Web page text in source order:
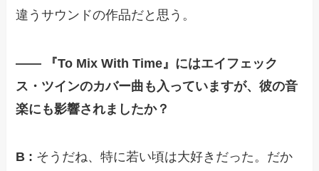
違うサウンドの作品だと思う。
—— 『To Mix With Time』にはエイフェック
ス・ツインのカバー曲も入っていますが、彼の音
楽にも影響されましたか？
B : そうだね、特に若い頃は大好きだった。だか